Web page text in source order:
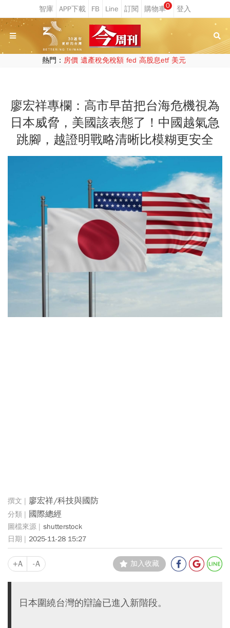
0
熱門： 房價 遺產稅免稅額 fed 高股息etf 美元
廖宏祥專欄：高市早苗把台海危機視為
日本威脅，美國該表態了！中國越氣急
跳腳，越證明戰略清晰比模糊更安全
廖宏祥/科技與國防
國際總經
shutterstock
2025-11-28 15:27
+A -A 加入收藏
日本圍繞台灣的辯論已進入新階段。